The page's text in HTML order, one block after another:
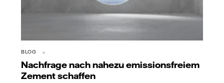
BLOG
Nachfrage nach nahezu emissionsfreiem
Zement schaffen